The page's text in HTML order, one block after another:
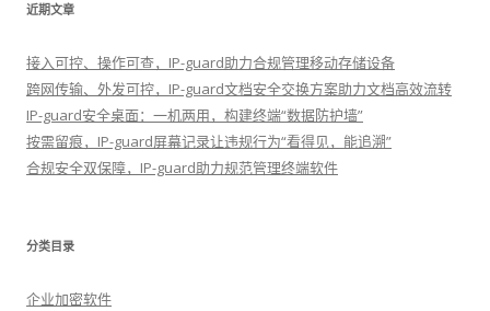
近期文章
接入可控、操作可查，IP-guard助力合规管理移动存储设备
跨网传输、外发可控，IP-guard文档安全交换方案助力文档高效流转
IP-guard安全桌面：一机两用，构建终端“数据防护墙”
按需留痕，IP-guard屏幕记录让违规行为“看得见，能追溯”
合规安全双保障，IP-guard助力规范管理终端软件
分类目录
企业加密软件